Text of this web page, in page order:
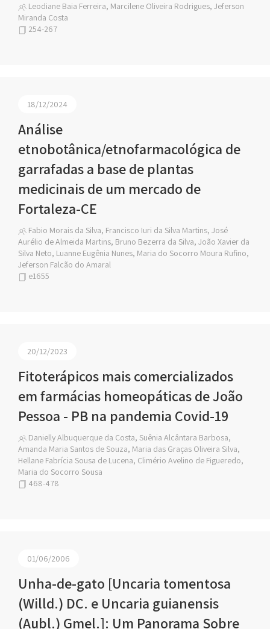
Leodiane Baia Ferreira, Marcilene Oliveira Rodrigues, Jeferson
Miranda Costa
254-267
18/12/2024
Análise
etnobotânica/etnofarmacológica de
garrafadas a base de plantas
medicinais de um mercado de
Fortaleza-CE
Fabio Morais da Silva, Francisco Iuri da Silva Martins, José
Aurélio de Almeida Martins, Bruno Bezerra da Silva, João Xavier da
Silva Neto, Luanne Eugênia Nunes, Maria do Socorro Moura Rufino,
Jeferson Falcão do Amaral
e1655
20/12/2023
Fitoterápicos mais comercializados
em farmácias homeopáticas de João
Pessoa - PB na pandemia Covid-19
Danielly Albuquerque da Costa, Suênia Alcântara Barbosa,
Amanda Maria Santos de Souza, Maria das Graças Oliveira Silva,
Hellane Fabrícia Sousa de Lucena, Climério Avelino de Figueredo,
Maria do Socorro Sousa
468-478
01/06/2006
Unha-de-gato [Uncaria tomentosa
(Willd.) DC. e Uncaria guianensis
(Aubl.) Gmel.]: Um Panorama Sobre